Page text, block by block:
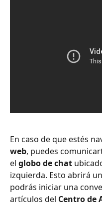
En caso de que estés
web, puedes
el globo de chat
izquierda. Esto abrirá
podrás iniciar una
artículos del Centro de